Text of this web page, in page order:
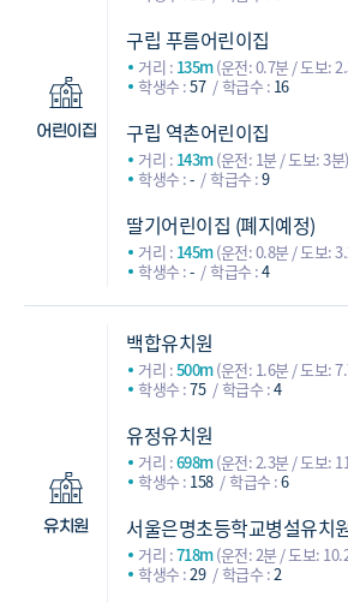
어린이집
구립 푸름어린이집
거리 : 135m(운전: 0.7분 / 도보:
학생수 :57 학급수 : 16
구립 역촌어린이집
거리 : 143m(운전: 1분 / 도보: 3분)
학생수 :- 학급수 :9
딸기어린이집 (폐지예정)
거리 : 145m(운전: 0.8분 / 도보:
학생수 :- 학급수 :4
유치원
백합유치원
거리 :500m(운전: 1.6분 / 도보:
학생수 :75 학급수 :4
유정유치원
거리 :698m(운전: 2.3분 / 도보:
학생수 : 158 학급수 :6
서울은명초등학교병설유치
거리 :718m(운전: 2분 / 도보:
학생수 :29 학급수 :2